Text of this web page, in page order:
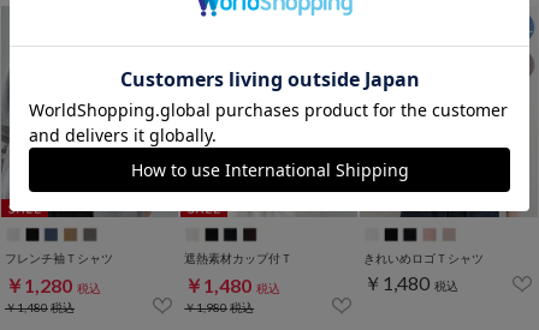
フレンチ袖Ｔシャツ
￥1,280 税込
￥1,480税込
遮熱素材カップ付Ｔ
￥1,480 税込
￥1,980税込
きれいめロゴＴシャツ
￥1,480 税込